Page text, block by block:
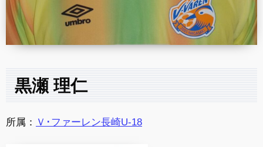
黒瀬 理仁
所属： Ｖ･ファーレン長崎U-18